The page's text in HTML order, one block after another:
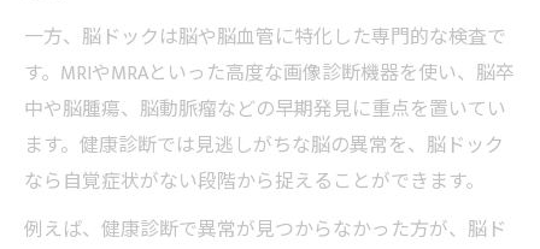
一方、脳ドックは脳や脳血管に特化した専門的な検査で
す。MRIやMRAといった高度な画像診断機器を使い、脳卒
中や脳腫瘍、脳動脈瘤などの早期発見に重点を置いてい
ます。健康診断では見逃しがちな脳の異常を、脳ドック
なら自覚症状がない段階から捉えることができます。
例えば、健康診断で異常が見つからなかった方が、脳ド